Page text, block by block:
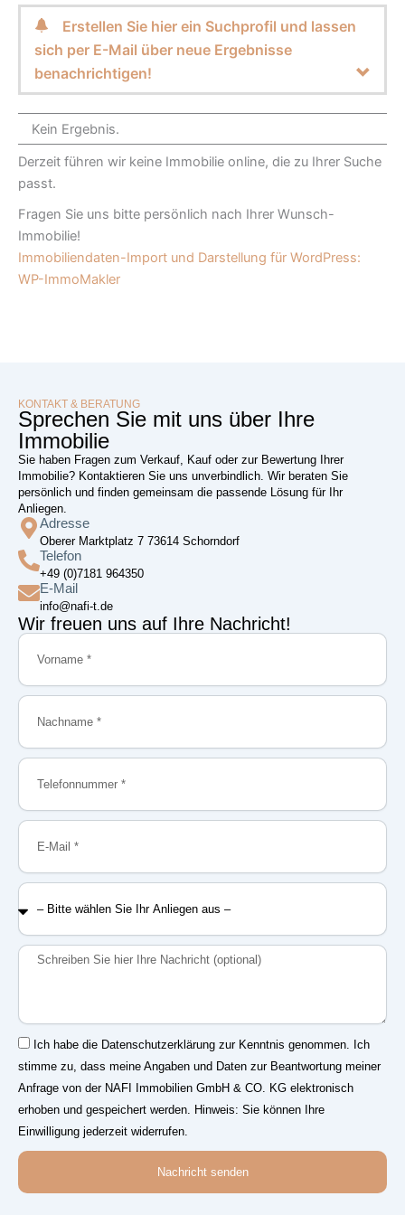
Erstellen Sie hier ein Suchprofil und lassen
sich per E-Mail über neue Ergebnisse
benachrichtigen!
Kein Ergebnis.
Derzeit führen wir keine Immobilie online, die zu Ihrer Suche
passt.
Fragen Sie uns bitte persönlich nach Ihrer Wunsch-
Immobilie!
Immobiliendaten-Import und Darstellung für WordPress:
WP-ImmoMakler
KONTAKT & BERATUNG
Sprechen Sie mit uns über Ihre
Immobilie
Sie haben Fragen zum Verkauf, Kauf oder zur Bewertung Ihrer
Immobilie? Kontaktieren Sie uns unverbindlich. Wir beraten Sie
persönlich und finden gemeinsam die passende Lösung für Ihr
Anliegen.
Adresse
Oberer Marktplatz 7 73614 Schorndorf
Telefon
+49 (0)7181 964350
E-Mail
info@nafi-t.de
Wir freuen uns auf Ihre Nachricht!
Vorname
Nachname
Telefonnummer
E-
Mail
–
Bitte
Sie
Ihr
Nachricht
Einwilligung
Ich habe die Datenschutzerklärung zur Kenntnis genommen. Ich
stimme zu, dass meine Angaben und Daten zur Beantwortung meiner
Anfrage von der NAFI Immobilien GmbH & CO. KG elektronisch
erhoben und gespeichert werden. Hinweis: Sie können Ihre
Einwilligung jederzeit widerrufen.
Nachricht senden